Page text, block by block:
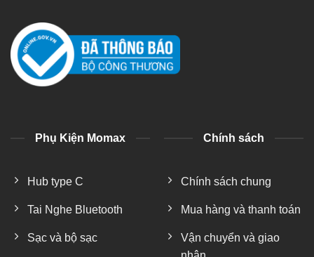
Phụ Kiện Momax
Hub type C
Tai Nghe Bluetooth
Sạc và bộ sạc
Chính sách
Chính sách chung
Mua hàng và thanh toán
Vận chuyển và giao